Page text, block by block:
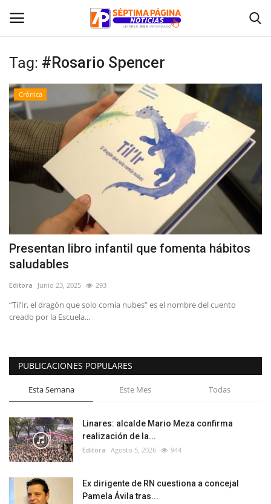
Inicio
Crónica
Policial
Tribunales
Política
Espectáculos
Tag: #Rosario Spencer
Crónica
Presentan libro infantil que fomenta hábitos
saludables
Editora Junio 23, 2025 293
“Til’Ir, el dragón que solo comía nubes” es el nombre del cuento
creado por la Escuela...
PUBLICACIONES POPULARES
Esta Semana Este Mes Todas
Linares: alcalde Mario Meza confirma
realización de la...
Editora Agosto 5, 2026 944
Ex dirigente de RN cuestiona a concejal
Pamela Ávila tras...